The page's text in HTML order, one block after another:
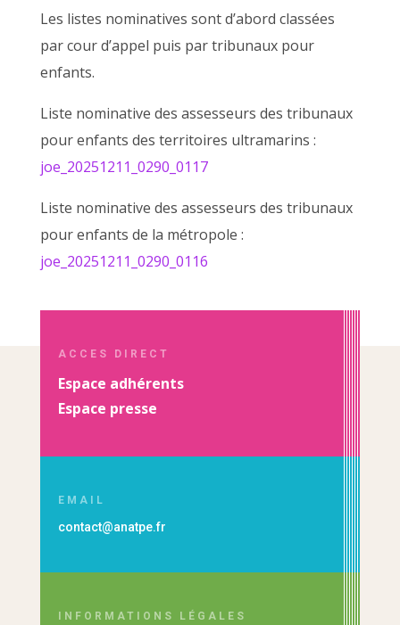
Les listes nominatives sont d’abord classées
par cour d’appel puis par tribunaux pour
enfants.
Liste nominative des assesseurs des tribunaux
pour enfants des territoires ultramarins :
joe_20251211_0290_0117
Liste nominative des assesseurs des tribunaux
pour enfants de la métropole :
joe_20251211_0290_0116
ACCES DIRECT
Espace adhérents
Espace presse
EMAIL
contact@anatpe.fr
INFORMATIONS LÉGALES